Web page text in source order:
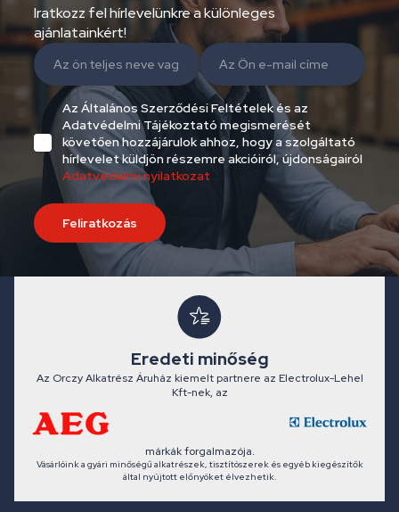
Iratkozz fel hírlevelünkre a különleges
ajánlatainkért!
Az Általános Szerződési Feltételek és az
Adatvédelmi Tájékoztató megismerését
követően hozzájárulok ahhoz, hogy a szolgáltató
hírlevelet küldjön részemre akcióiról, újdonságairól
Adatvédelmi nyilatkozat
Feliratkozás
Eredeti minőség
Az Orczy Alkatrész Áruház kiemelt partnere az Electrolux-Lehel
Kft-nek, az
márkák forgalmazója.
Vásárlóink a gyári minőségű alkatrészek, tisztítószerek és egyéb kiegészítők
által nyújtott előnyöket élvezhetik.